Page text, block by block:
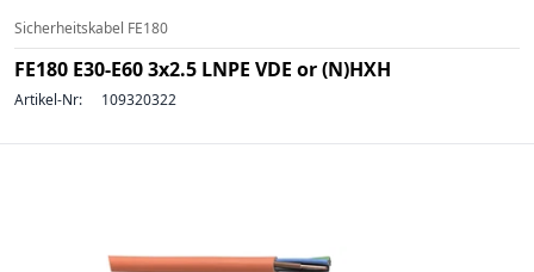
Sicherheitskabel FE180
FE180 E30-E60 3x2.5 LNPE VDE or (N)HXH
Artikel-Nr: 109320322